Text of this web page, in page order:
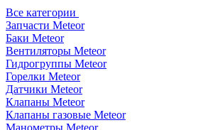
Все категории
Запчасти Meteor
Баки Meteor
Вентиляторы Meteor
Гидрогруппы Meteor
Горелки Meteor
Датчики Meteor
Клапаны Meteor
Клапаны газовые Meteor